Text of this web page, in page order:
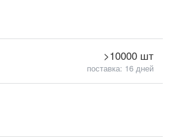
>10000 шт
поставка: 16 дней